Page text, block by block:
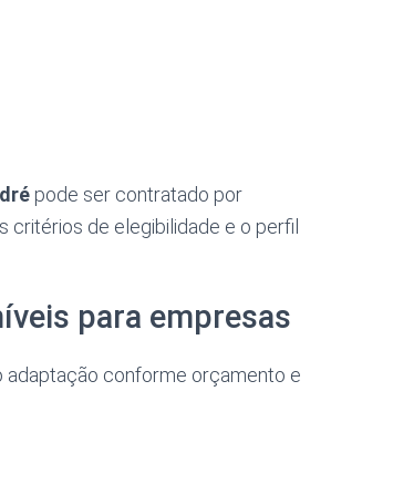
pode ser contratado por
critérios de elegibilidade e o perfil
para empresas
adaptação conforme orçamento e